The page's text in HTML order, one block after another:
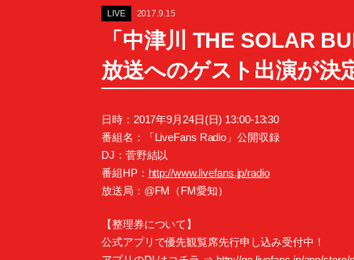
LIVE 2017.9.15
「中津川 THE SOLAR
放送へのゲスト出演が決
日時：2017年9月24日(日) 13:00-13:30
番組名：「LiveFans Radio」公開収録
DJ：菅野結以
番組HP： http://www.livefans.jp/radio
放送局：@FM（FM愛知）
【整理券について】
公式アプリで優先観覧席先行申し込み受付中！